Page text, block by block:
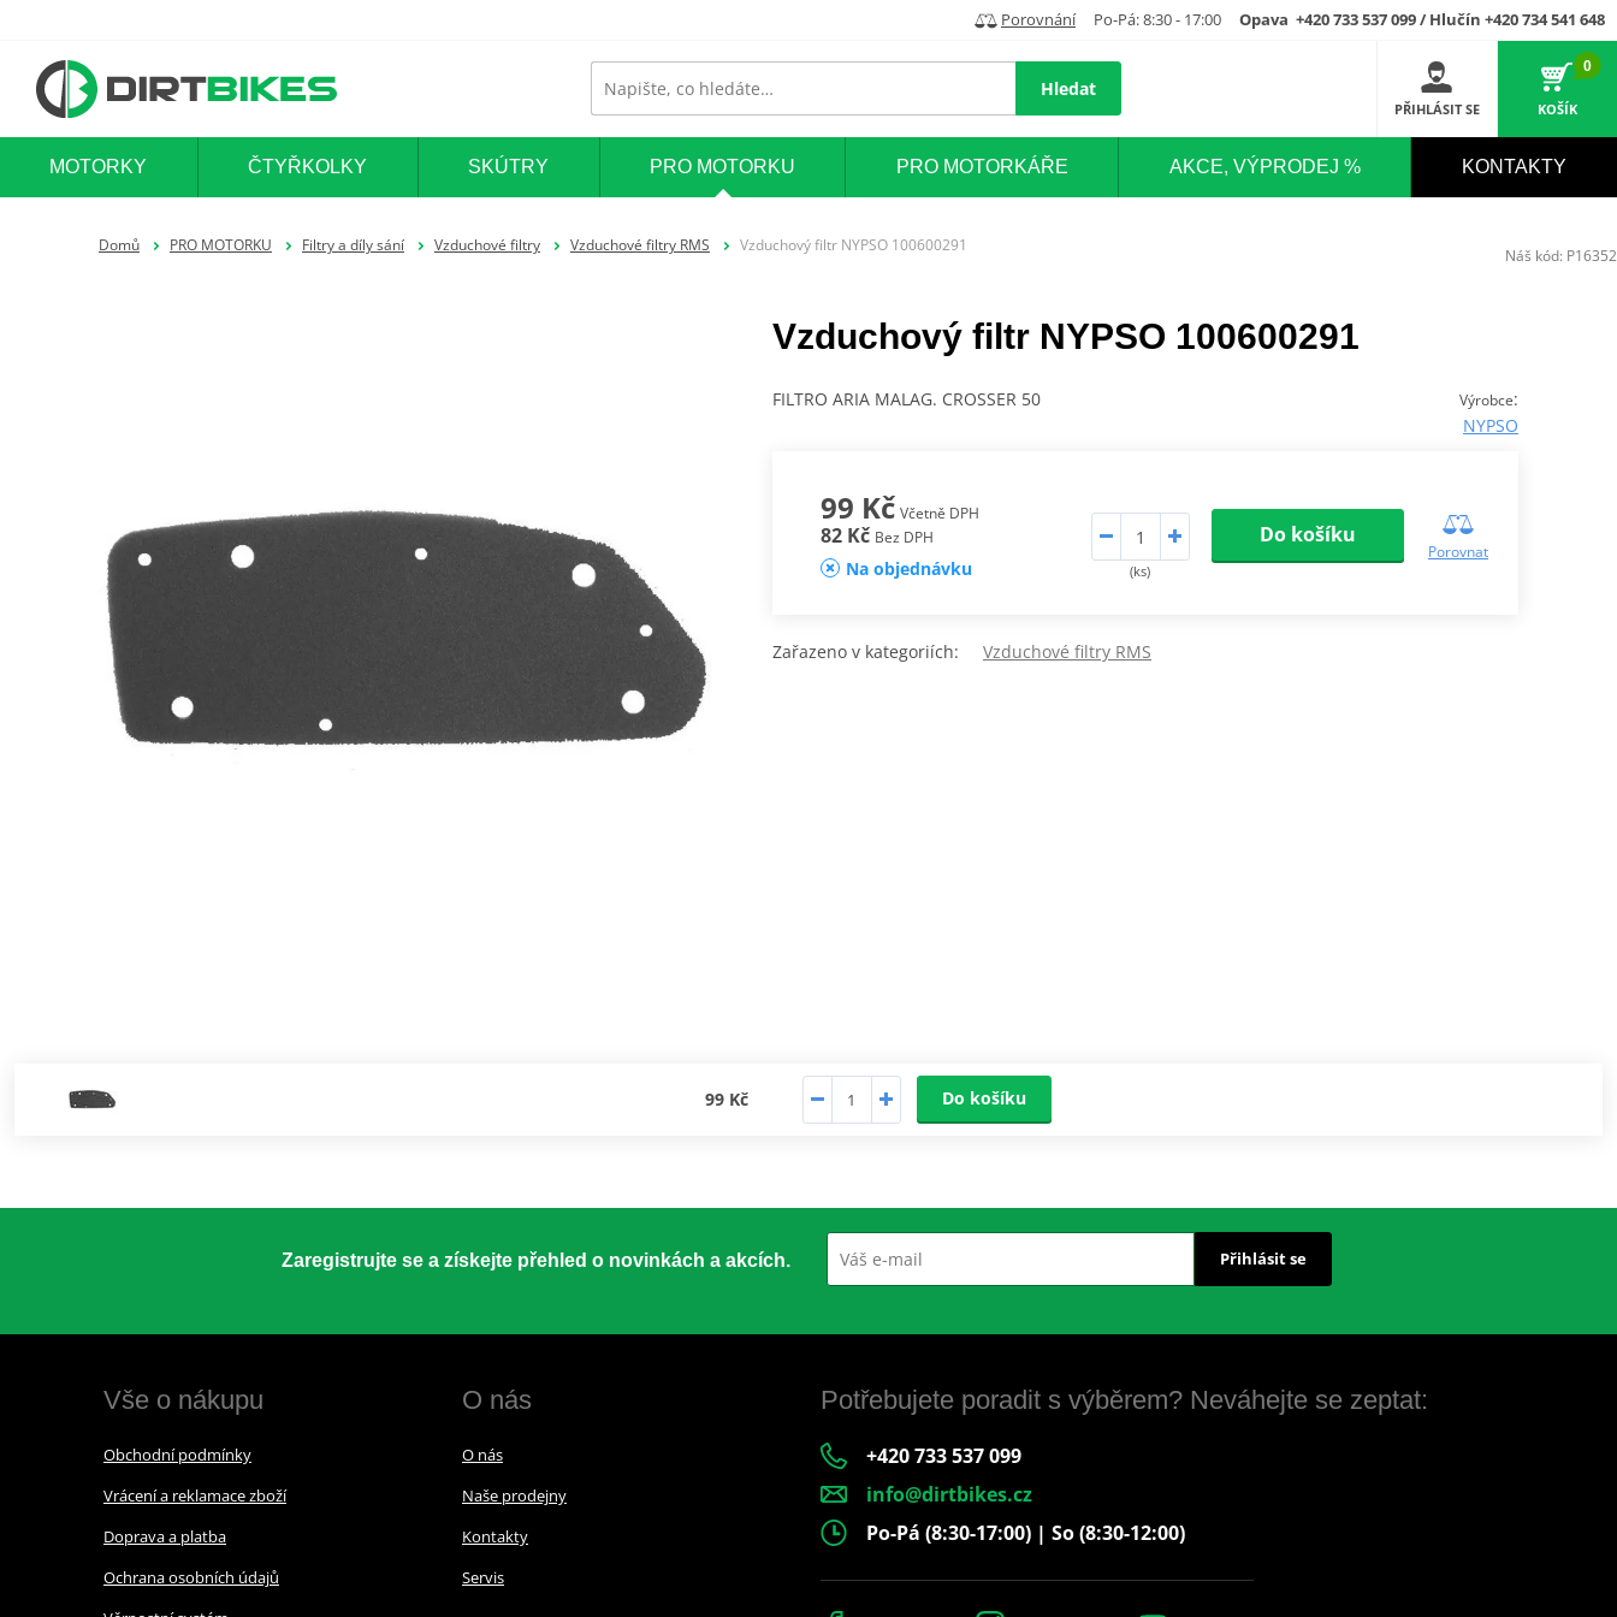
Porovnání Po-Pá: 8:30 - 17:00 Opava +420 733 537 099 / Hlučín +420 734 541 648
Hledat
PŘIHLÁSIT SE
0
KOŠÍK
MOTORKY ČTYŘKOLKY SKÚTRY PRO MOTORKU PRO MOTORKÁŘE AKCE, VÝPRODEJ % KONTAKTY
Domů PRO MOTORKU Filtry a díly sání Vzduchové filtry Vzduchové filtry RMS Vzduchový filtr NYPSO 100600291
Vzduchový filtr NYPSO 100600291
Výrobce:
NYPSO
FILTRO ARIA MALAG. CROSSER 50
99 Kč Včetně DPH
82 Kč Bez DPH
Na objednávku (ks)
Do košíku
Porovnat
Zařazeno v kategoriích: Vzduchové filtry RMS
99 Kč Do košíku
Náš kód: P16352
Zaregistrujte se a získejte přehled o novinkách a akcích. Přihlásit se
Vše o nákupu
Obchodní podmínky
Vrácení a reklamace zboží
Doprava a platba
Ochrana osobních údajů
O nás
O nás
Naše prodejny
Kontakty
Servis
Potřebujete poradit s výběrem? Neváhejte se zeptat:
+420 733 537 099
info@dirtbikes.cz
Po-Pá (8:30-17:00) | So (8:30-12:00)